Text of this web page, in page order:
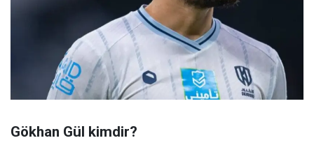
Gökhan Gül kimdir?